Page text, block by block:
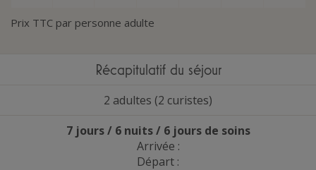
Prix TTC par personne adulte
Récapitulatif du séjour
2 adultes (2 curistes)
7 jours / 6 nuits / 6 jours de soins
Arrivée :
Départ :